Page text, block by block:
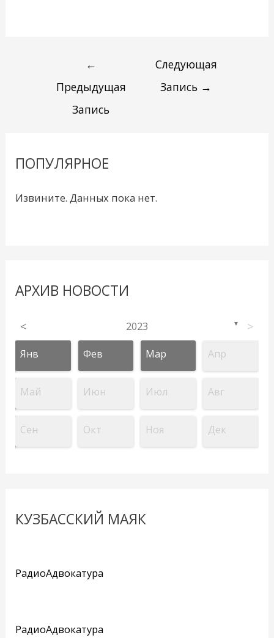
←
Предыдущая
Запись
Следующая
Запись →
ПОПУЛЯРНОЕ
Извините. Данных пока нет.
АРХИВ НОВОСТИ
< 2023 ▼ >
Янв Фев Мар Апр
Май Июн Июл Авг
Сен Окт Ноя Дек
КУЗБАССКИЙ МАЯК
РадиоАдвокатура
РадиоАдвокатура